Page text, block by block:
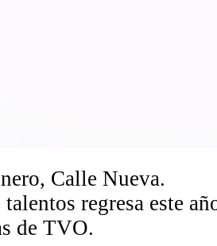
Calle Nueva.
regresa este
de TVO.